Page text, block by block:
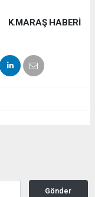
K.MARAŞ HABERİ
Gönder